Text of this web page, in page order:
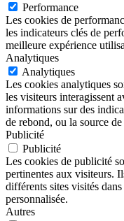
Performance
Les cookies de
les indicateurs clés de
meilleure expérience
Analytiques
Analytiques
Les cookies analytiques
les visiteurs interagissent
informations sur des
de rebond, ou la source
Publicité
Publicité
Les cookies de publicité
pertinentes aux visiteurs.
différents sites visités
personnalisée.
Autres